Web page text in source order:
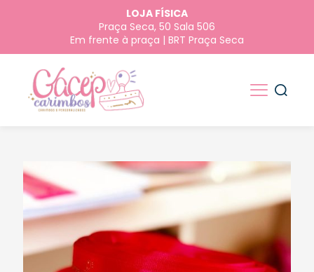
LOJA FÍSICA
Praça Seca, 50 Sala 506
Em frente à praça | BRT Praça Seca